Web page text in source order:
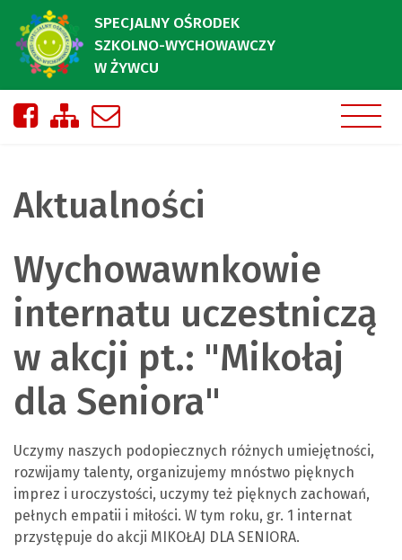
SPECJALNY OŚRODEK
SZKOLNO-WYCHOWAWCZY
W ŻYWCU
Nasza strona na Facebooku
Zobacz mapę strony
Aktualności
Wychowawnkowie
internatu uczestniczą
w akcji pt.: "Mikołaj
dla Seniora"
Uczymy naszych podopiecznych różnych umiejętności,
rozwijamy talenty, organizujemy mnóstwo pięknych
imprez i uroczystości, uczymy też pięknych zachowań,
pełnych empatii i miłości. W tym roku, gr. 1 internat
przystępuje do akcji MIKOŁAJ DLA SENIORA.